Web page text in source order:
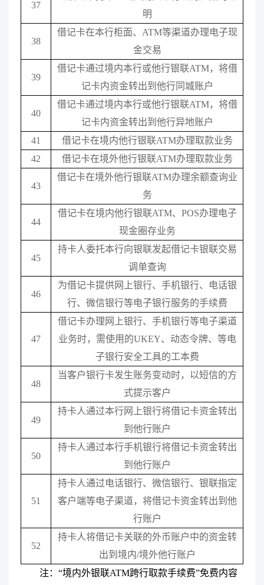
37
明
38
借记卡在本行柜面、 ATM等渠道办理电子现
金交易
39
借记卡通过境内本行或他行银联ATM，将借
记卡内资金转出到他行同城账户
40
借记卡通过境内本行或他行银联ATM，将借
记卡内资金转出到他行异地账户
41
借记卡在境内他行银联ATM办理取款业务
42
借记卡在境外他行银联ATM办理取款业务
43
借记卡在境外他行银联ATM办理余额查询业
务
44
借记卡在境内他行银联ATM、 POS办理电子
现金圈存业务
45
持卡人委托本行向银联发起借记卡银联交易
调单查询
46
为借记卡提供网上银行、手机银行、电话银
行、微信银行等电子银行服务的手续费
47
借记卡办理网上银行、手机银行等电子渠道
业务时，需使用的UKEY、动态令牌、等电
子银行安全工具的工本费
48
当客户银行卡发生账务变动时，以短信的方
式提示客户
49
持卡人通过本行网上银行将借记卡资金转出
到他行账户
50
持卡人通过本行手机银行将借记卡资金转出
到他行账户
51
持卡人通过电话银行、微信银行、银联指定
客户端等电子渠道，将借记卡资金转出到他
行账户
52
持卡人将借记卡关联的外币账户中的资金转
出到境内/境外他行账户
注：“境内外银联ATM跨行取款手续费”免费内容